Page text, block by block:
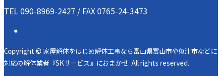
TEL 090-8969-2427 / FAX 0765-24-3473
Copyright © 家屋解体をはじめ解体工事なら富山県富山市や魚津市などに
対応の解体業者『SKサービス』におまかせ. All rights reserved.